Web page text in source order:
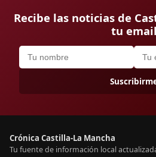
Recibe las noticias de
tu email
Crónica Castilla-La Mancha
Tu fuente de información local